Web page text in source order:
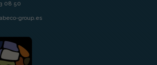
08 50
group.es